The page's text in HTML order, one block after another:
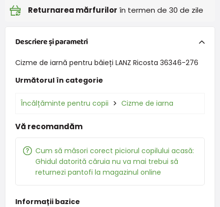
Returnarea mărfurilor în termen de 30 de zile
Descriere și parametri
Cizme de iarnă pentru băieți LANZ Ricosta 36346-276
Următorul în categorie
Încălțăminte pentru copii Cizme de iarna
Vă recomandăm
Cum să măsori corect piciorul copilului acasă:
Ghidul datorită căruia nu va mai trebui să
returnezi pantofi la magazinul online
Informații bazice